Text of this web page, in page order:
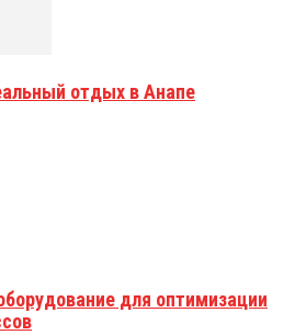
отдых в Анапе
для оптимизации